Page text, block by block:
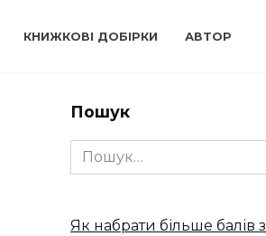
КНИЖКОВІ ДОБІРКИ АВТОР
Пошук
Search
for:
Як набрати більше балів з